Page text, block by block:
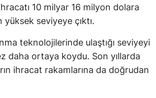
10 milyar 16 milyon dolara
seviyeye çıktı.
teknolojilerinde ulaştığı seviyeyi
daha ortaya koydu. Son yıllarda
ihracat rakamlarına da doğrudan